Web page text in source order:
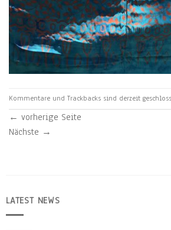
Kommentare und Trackbacks sind derzeit
← vorherige Seite
Nächste →
LATEST NEWS